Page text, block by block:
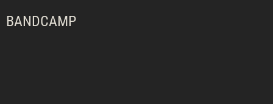
BANDCAMP